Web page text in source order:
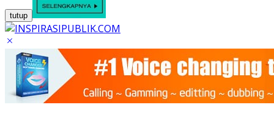
tutup